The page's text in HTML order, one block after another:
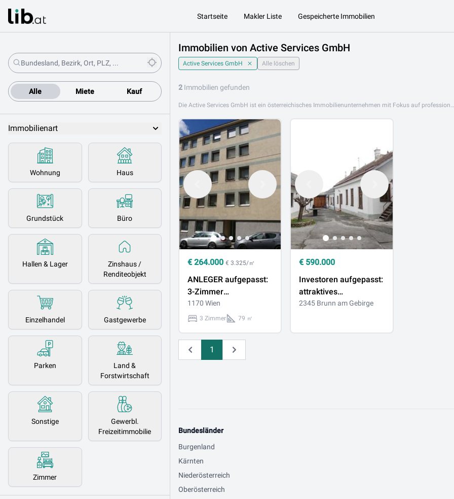
Startseite Makler Liste Gespeicherte Immobilien
Alle Miete Kauf
Immobilienart
Wohnung Haus
Grundstück Büro
Hallen & Lager
Zinshaus /
Renditeobjekt
Einzelhandel Gastgewerbe
Parken
Land &
Forstwirtschaft
Sonstige
Gewerbl.
Freizeitimmobilie
Zimmer
Immobilien von Active Services GmbH
Active Services GmbH Alle löschen
2 Immobilien gefunden
Die Active Services GmbH ist ein österreichisches Immobilienunternehmen mit Fokus auf professionelle Vermittlung und Verwaltung von Wohn- und Gewerbeimmobilien. Mit einem erfahrenen Team und fundiertem Markt-Know-how begleitet Active Services GmbH Kunden zuverlässig durch alle Phasen einer Immobilientransaktion. Das Angebot umfasst Wohnungen, Häuser, Grundstücke sowie Gewerbeimmobilien zum Kauf und zur Miete. Ob Eigentumswohnung, Einfamilienhaus oder Anlageimmobilie – Active Services GmbH bietet maßgeschneiderte Lösungen für jeden Bedarf. Active Services GmbH ist an folgendem Standort aktiv: 2353 Guntramsdorf. Entdecken Sie jetzt die aktuellen Immobilienangebote von Active Services GmbH auf Lib.at und finden Sie Ihre Traumimmobilie in Österreich.
€ 264.000 € 3.325/㎡
ANLEGER aufgepasst:
3-Zimmer
Eigentumswohnung in
1170 Wien mit
1170 Wien
3 Zimmer 79 ㎡
€ 590.000
Investoren aufgepasst:
attraktives
Baugrundstück mit
2345 Brunn am Gebirge
Zurück
1 Weiter
Bundesländer
Burgenland
Kärnten
Niederösterreich
Oberösterreich